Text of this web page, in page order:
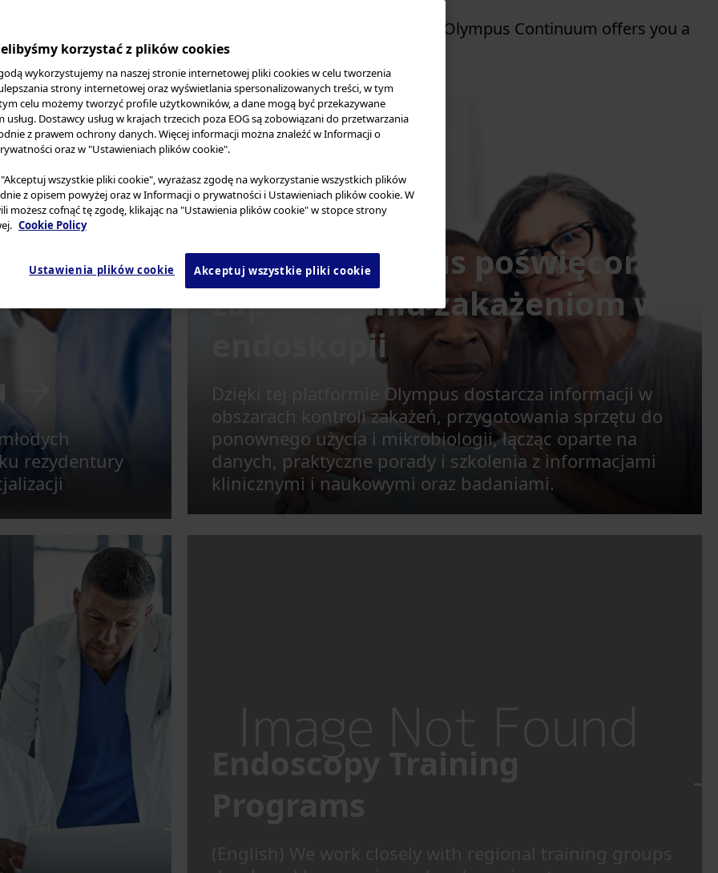
Inne kraje w Oceanii
and our comprehensive Global Learning Library, Olympus Continuum offers you a
your standard of care.
rezydentury
Strona Olympus poświęcona
zapobieganiu zakażeniom w
endoskopii
Dzięki tej platformie Olympus dostarcza informacji w
obszarach kontroli zakażeń, przygotowania sprzętu do
ponownego użycia i mikrobiologii, łącząc oparte na
danych, praktyczne porady i szkolenia z informacjami
klinicznymi i naukowymi oraz badaniami.
Endoscopy Training
Programs
(English) We work closely with regional training groups
korzystać z plików cookies
wykorzystujemy na naszej stronie internetowej pliki cookies w celu tworzenia
strony internetowej oraz wyświetlania spersonalizowanych treści, w tym
celu możemy tworzyć profile użytkowników, a dane mogą być przekazywane
usług. Dostawcy usług w krajach trzecich poza EOG są zobowiązani do przetwarzania
z prawem ochrony danych. Więcej informacji można znaleźć w Informacji o
oraz w "Ustawieniach plików cookie".
"Akceptuj wszystkie pliki cookie", wyrażasz zgodę na wykorzystanie wszystkich plików
z opisem powyżej oraz w Informacji o prywatności i Ustawieniach plików cookie. W
możesz cofnąć tę zgodę, klikając na "Ustawienia plików cookie" w stopce strony
Cookie Policy
Ustawienia plików cookie Akceptuj wszystkie pliki cookie